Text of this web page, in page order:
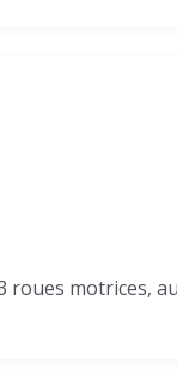
motrices,